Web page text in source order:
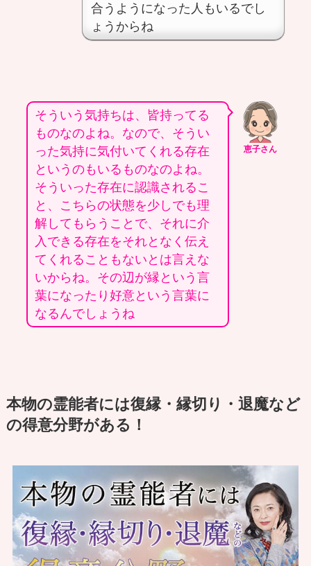
合うようになった人もいるでし
ょうからね
恵子さん
そういう気持ちは、皆持ってる
ものなのよね。なので、そうい
った気持に気付いてくれる存在
というのもいるものなのよね。
そういった存在に認識されるこ
と、こちらの状態を少しでも理
解してもらうことで、それに介
入できる存在をそれとなく伝え
てくれることもないとは言えな
いからね。その辺が縁という言
葉になったり好意という言葉に
なるんでしょうね
本物の霊能者には復縁・縁切り・退魔など
の得意分野がある！